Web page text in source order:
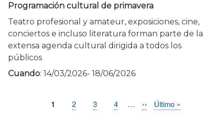
Programación cultural de primavera
Teatro profesional y amateur, exposiciones, cine,
conciertos e incluso literatura forman parte de la
extensa agenda cultural dirigida a todos los
públicos
Cuando: 14/03/2026- 18/06/2026
Página
1 Page
2 Page
3 Page
4 …
Siguiente
››
Última
Último »